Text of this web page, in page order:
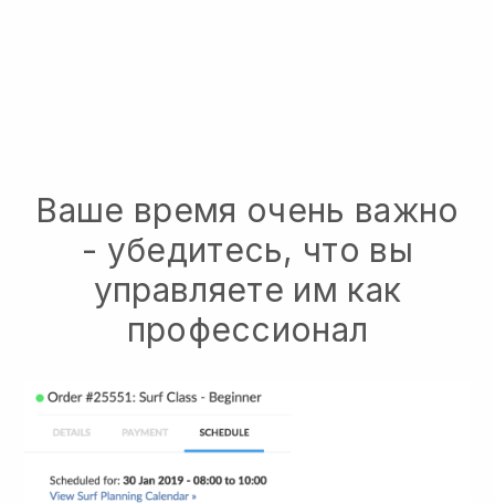
Ваше время очень важно
- убедитесь, что вы
управляете им как
профессионал